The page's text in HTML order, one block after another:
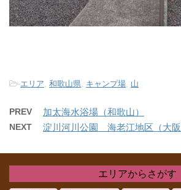
-エリア, 和歌山県, キャンプ場, 山
PREV 加太海水浴場（和歌山）
NEXT 淀川河川公園 海老江地区（大阪
エリアからさがす